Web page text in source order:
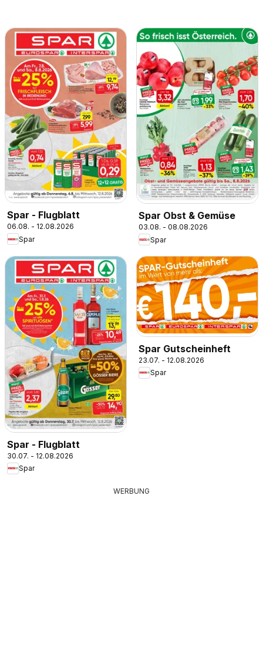
Spar - Flugblatt
06.08. - 12.08.2026
Spar
Spar Obst & Gemüse
03.08. - 08.08.2026
Spar
Spar - Flugblatt
30.07. - 12.08.2026
Spar
Spar Gutscheinheft
23.07. - 12.08.2026
Spar
WERBUNG